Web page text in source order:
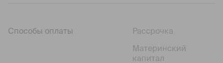
Способы оплаты
Рассрочка
Материнский
капитал